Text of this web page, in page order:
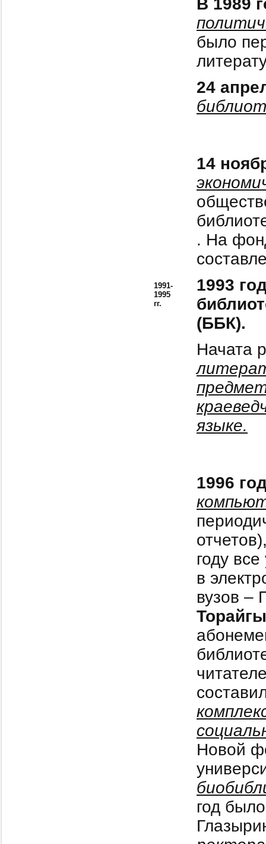
В 1989
было
24
1991-
1995
гг.
14
. На
1993
(ББК).
Начата
языке.
1996
году
в
вузов –
Новой
год